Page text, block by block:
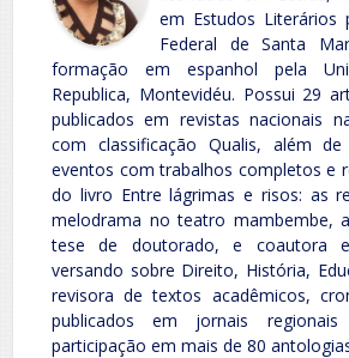
em Estudos Literários
Federal de Santa
formação em espanhol pela
Republica, Montevidéu. Possui 29
publicados em revistas nacionais
com classificação Qualis, além
eventos com trabalhos completos e
do livro Entre lágrimas e risos: as
melodrama no teatro mambembe,
tese de doutorado, e coautora
versando sobre Direito, História,
revisora de textos acadêmicos,
publicados em jornais
participação em mais de 80